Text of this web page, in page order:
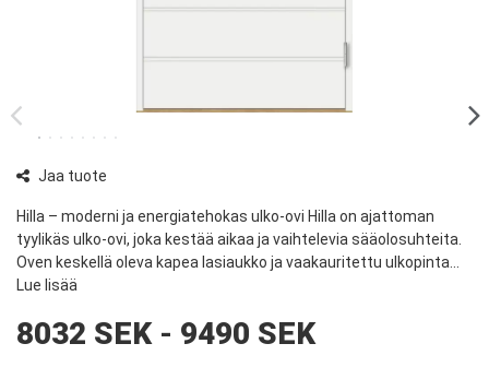
Jaa tuote
Hilla – moderni ja energiatehokas ulko-ovi Hilla on ajattoman
tyylikäs ulko-ovi, joka kestää aikaa ja vaihtelevia sääolosuhteita.
Oven keskellä oleva kapea lasiaukko ja vaakauritettu ulkopinta...
Lue lisää
8032 SEK- 9490 SEK